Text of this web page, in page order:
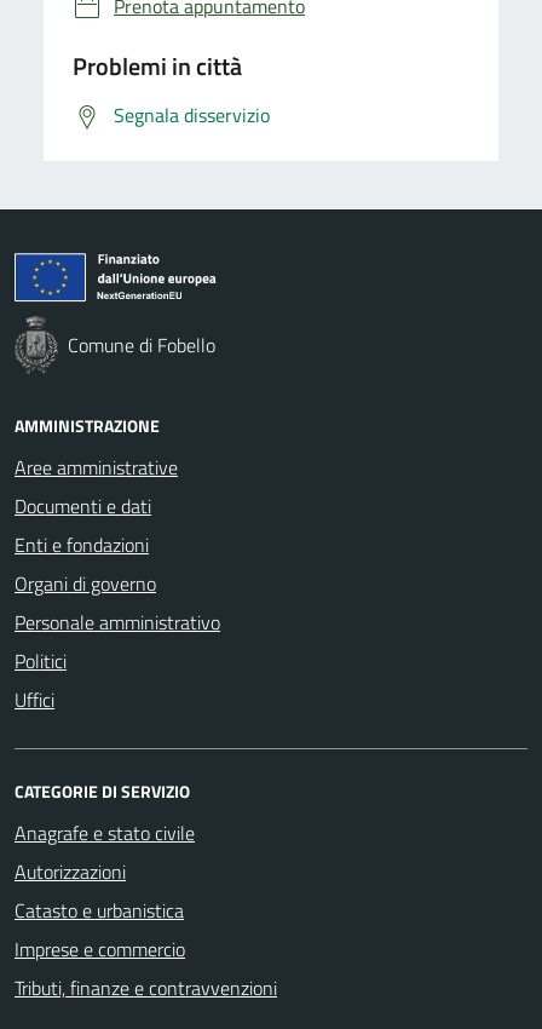
Problemi in città
Segnala disservizio
Comune di Fobello
AMMINISTRAZIONE
Aree amministrative
Documenti e dati
Enti e fondazioni
Organi di governo
Personale amministrativo
Politici
Uffici
CATEGORIE DI SERVIZIO
Anagrafe e stato civile
Autorizzazioni
Catasto e urbanistica
Imprese e commercio
Tributi, finanze e contravvenzioni